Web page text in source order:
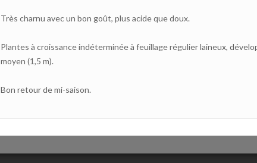
Très charnu avec un bon goût, plus acide que doux.
Plantes à croissance indéterminée à feuillage régulier laineux,
moyen (1,5 m).
Bon retour de mi-saison.